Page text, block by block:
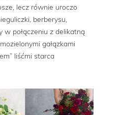
lecz równie uroczo
berberysu,
w połączeniu z delikatną
gałązkami
liśćmi starca